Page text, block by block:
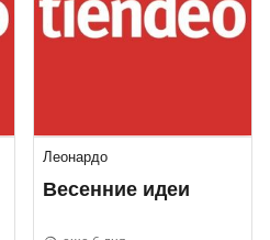
Леонардо
Весенние идеи